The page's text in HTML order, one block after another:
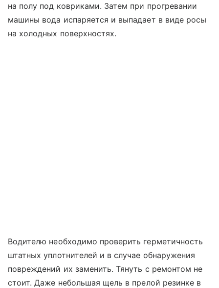
на полу под ковриками. Затем при прогревании
машины вода испаряется и выпадает в виде росы
на холодных поверхностях.
Водителю необходимо проверить герметичность
штатных уплотнителей и в случае обнаружения
повреждений их заменить. Тянуть с ремонтом не
стоит. Даже небольшая щель в прелой резинке в